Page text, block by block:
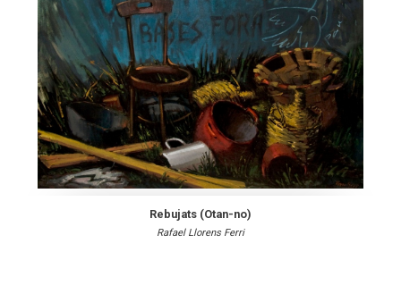
Rebujats (Otan-no)
Rafael Llorens Ferri